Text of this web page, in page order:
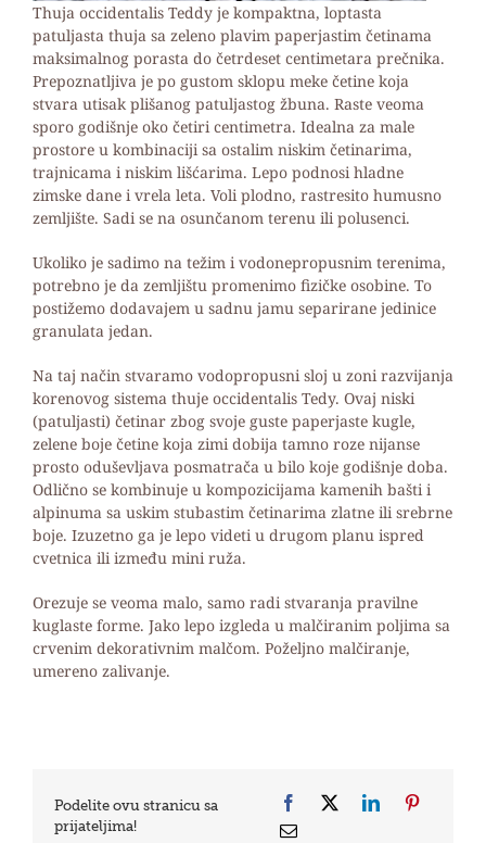
Thuja occidentalis Teddy je kompaktna, loptasta
patuljasta thuja sa zeleno plavim paperjastim četinama
maksimalnog porasta do četrdeset centimetara prečnika.
Prepoznatljiva je po gustom sklopu meke četine koja
stvara utisak plišanog patuljastog žbuna. Raste veoma
sporo godišnje oko četiri centimetra. Idealna za male
prostore u kombinaciji sa ostalim niskim četinarima,
trajnicama i niskim lišćarima. Lepo podnosi hladne
zimske dane i vrela leta. Voli plodno, rastresito humusno
zemljište. Sadi se na osunčanom terenu ili polusenci.
Ukoliko je sadimo na težim i vodonepropusnim terenima,
potrebno je da zemljištu promenimo fizičke osobine. To
postižemo dodavajem u sadnu jamu separirane jedinice
granulata jedan.
Na taj način stvaramo vodopropusni sloj u zoni razvijanja
korenovog sistema thuje occidentalis Tedy. Ovaj niski
(patuljasti) četinar zbog svoje guste paperjaste kugle,
zelene boje četine koja zimi dobija tamno roze nijanse
prosto oduševljava posmatrača u bilo koje godišnje doba.
Odlično se kombinuje u kompozicijama kamenih bašti i
alpinuma sa uskim stubastim četinarima zlatne ili srebrne
boje. Izuzetno ga je lepo videti u drugom planu ispred
cvetnica ili između mini ruža.
Orezuje se veoma malo, samo radi stvaranja pravilne
kuglaste forme. Jako lepo izgleda u malčiranim poljima sa
crvenim dekorativnim malčom. Poželjno malčiranje,
umereno zalivanje.
Podelite ovu stranicu sa
prijateljima!